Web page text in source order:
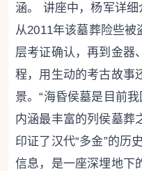
涵。 讲座中，杨军详细
从2011年该墓葬险些
层考证确认，再到金器
程，用生动的考古故事
景。“海昏侯墓是目前
内涵最丰富的列侯墓葬
印证了汉代“多金”的历
信息，是一座深埋地下